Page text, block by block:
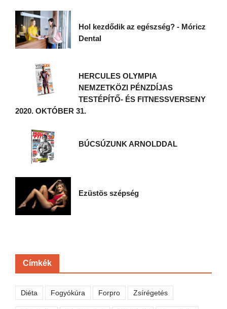
Hol kezdődik az egészség? - Móricz
Dental
HERCULES OLYMPIA
NEMZETKÖZI PÉNZDÍJAS
TESTÉPÍTŐ- ÉS FITNESSVERSENY
2020. OKTÓBER 31.
BÚCSÚZUNK ARNOLDDAL
Ezüstös szépség
Címkék
Diéta Fogyókúra Forpro Zsírégetés